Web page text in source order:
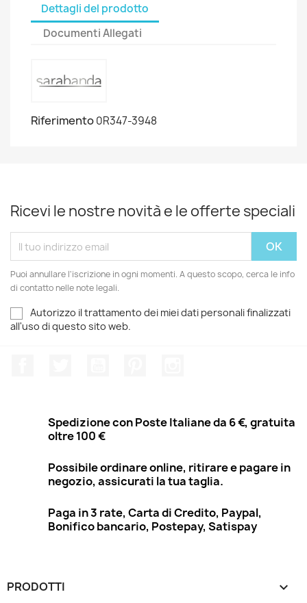
Dettagli del prodotto
Documenti Allegati
Riferimento0R347-3948
Ricevi le nostre novità e le offerte speciali
Puoi annullare l'iscrizione in ogni momenti. A questo scopo, cerca le info
di contatto nelle note legali.
Autorizzo il trattamento dei miei dati personali finalizzati
all'uso di questo sito web.
Spedizione con Poste Italiane da 6 €, gratuita
oltre 100 €
Possibile ordinare online, ritirare e pagare in
negozio, assicurati la tua taglia.
Paga in 3 rate, Carta di Credito, Paypal,
Bonifico bancario, Postepay, Satispay
PRODOTTI 